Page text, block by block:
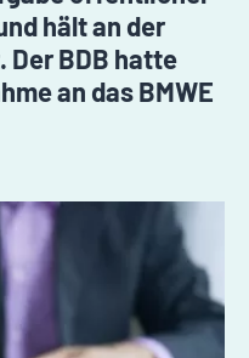
hält an der
Der BDB hatte
an das BMWE